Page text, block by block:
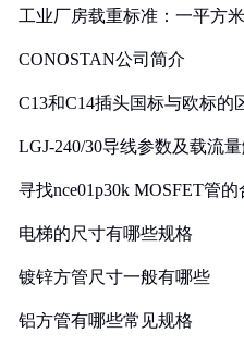
工业厂房载重标准：一平方
CONOSTAN公司简介
C13和C14插头国标与欧标的
LGJ-240/30导线参数及载流
寻找nce01p30k MOSFET管
电梯的尺寸有哪些规格
镀锌方管尺寸一般有哪些
铝方管有哪些常见规格